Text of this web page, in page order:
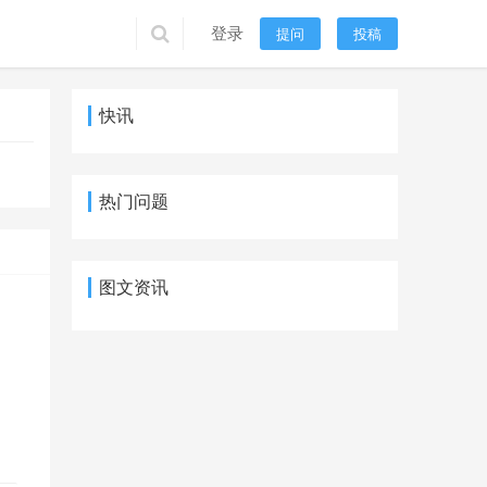
登录 提问 投稿
快讯
热门问题
图文资讯